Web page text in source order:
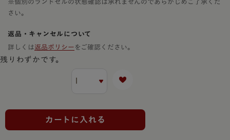
※個別のランドセルの状態確認は承れませんのであらかじめご了承くだ
さい。
返品・キャンセルについて
詳しくは返品ポリシー をご確認ください。
残りわずかです。
カートに入れる